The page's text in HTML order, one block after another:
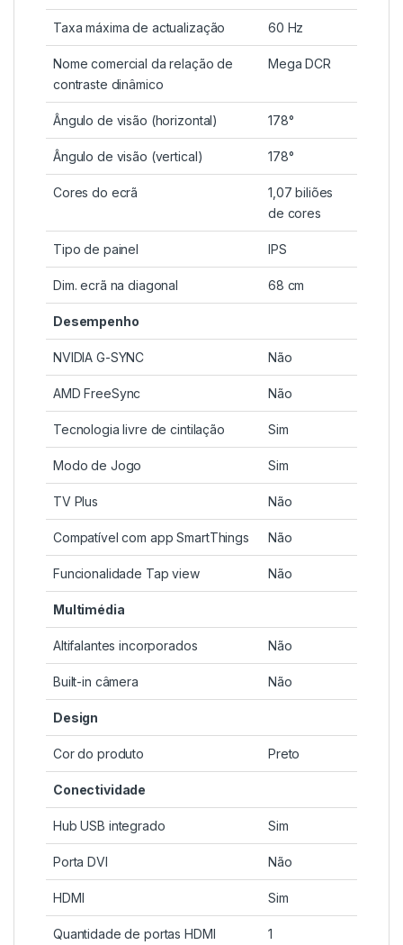
Taxa máxima de actualização 60 Hz
Nome comercial da relação de
contraste dinâmico
Mega DCR
Ângulo de visão (horizontal) 178°
Ângulo de visão (vertical) 178°
Cores do ecrã
1,07 biliões
de cores
Tipo de painel IPS
Dim. ecrã na diagonal 68 cm
Desempenho
NVIDIA G-SYNC Não
AMD FreeSync Não
Tecnologia livre de cintilação Sim
Modo de Jogo Sim
TV Plus Não
Compatível com app SmartThings Não
Funcionalidade Tap view Não
Multimédia
Altifalantes incorporados Não
Built-in câmera Não
Design
Cor do produto Preto
Conectividade
Hub USB integrado Sim
Porta DVI Não
HDMI Sim
Quantidade de portas HDMI 1